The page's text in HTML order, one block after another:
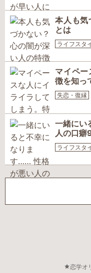
本人も気
とは
ライフスタ
マイペ
徴を知っ
失恋・復縁
一緒にい
人の口癖
ライフスタ
恋学オ